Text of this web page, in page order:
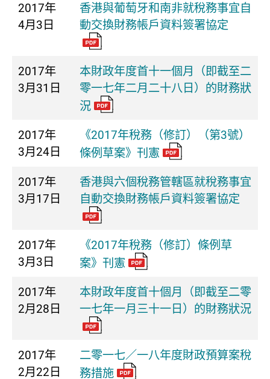
2017年
4月3日
香港與葡萄牙和南非就稅務事宜自
動交換財務帳戶資料簽署協定
2017年
3月31日
本財政年度首十一個月（即截至二
零一七年二月二十八日）的財務狀
況
2017年
3月24日
《2017年稅務（修訂）（第3號）
條例草案》刊憲
2017年
3月17日
香港與六個稅務管轄區就稅務事宜
自動交換財務帳戶資料簽署協定
2017年
3月3日
《2017年稅務（修訂）條例草
案》刊憲
2017年
2月28日
本財政年度首十個月（即截至二零
一七年一月三十一日）的財務狀況
2017年
2月22日
二零一七／一八年度財政預算案稅
務措施